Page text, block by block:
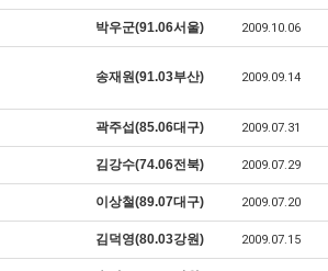
박우군(91.06서울) 2009.10.06
송재원(91.03부산) 2009.09.14
곽주섭(85.06대구) 2009.07.31
김강수(74.06전북) 2009.07.29
이상철(89.07대구) 2009.07.20
김덕영(80.03강원) 2009.07.15